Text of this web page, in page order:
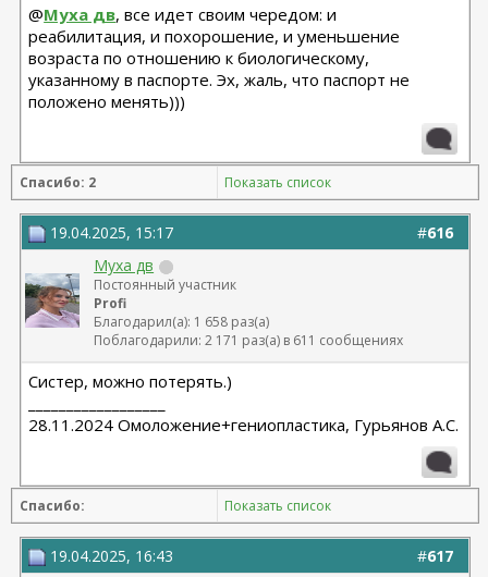
@Муха дв, все идет своим чередом: и
реабилитация, и похорошение, и уменьшение
возраста по отношению к биологическому,
указанному в паспорте. Эх, жаль, что паспорт не
положено менять)))
Спасибо: 2 Показать список
#616
19.04.2025, 15:17
Муха дв
Постоянный участник
Profi
Благодарил(а): 1 658 раз(а)
Поблагодарили: 2 171 раз(а) в 611 сообщениях
Систер, можно потерять.)
28.11.2024 Омоложение+гениопластика, Гурьянов А.С.
Спасибо: Показать список
#617
19.04.2025, 16:43